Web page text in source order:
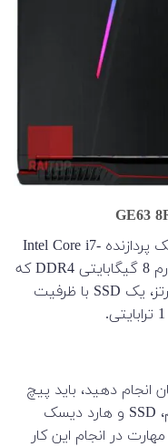
مشخصات سخت افزاری این لپ تاپ یک پردازنده Intel Core i7-
8750H قلب سیستم است و با 2 عدد رم 8 گیگابایتی DDR4 که
جمعا میشود 16 با فرکانس 2400 مگاهرتز، یک SSD با ظرفیت
انجام دهید، باید پیچ
ها و پایه زیر لپ تاپ را باز کرد تا به رم، SSD و هارد دیسک
در انجام این کار